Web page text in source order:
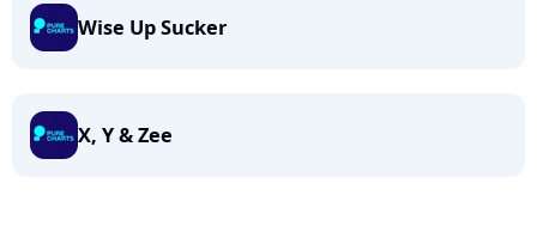
Wise Up Sucker
X, Y & Zee